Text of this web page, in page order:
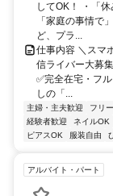
してOK！ ・「
「家庭の事情で
ど、プラ...
仕事内容 ＼スマ
信ライバー大募
✅完全在宅・フ
しの「...
主婦・主夫歓迎 フリ
経験者歓迎
ネイルOK
ピアスOK
服装自由
アルバイト・パート